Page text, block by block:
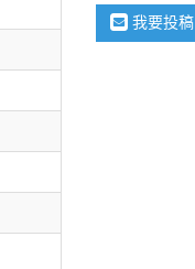
我要投稿